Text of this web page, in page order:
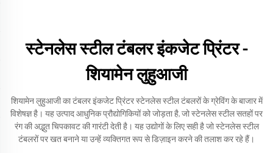
स्टेनलेस स्टील टंबलर इंकजेट प्रिंटर -
शियामेन लुहुआजी
शियामेन लुहुआजी का टंबलर इंकजेट प्रिंटर स्टेनलेस स्टील टंबलरों के ग्रेविंग के बाजार में
विशेषज्ञ है। यह उत्पाद आधुनिक प्रौद्योगिकियों को जोड़ता है, जो स्टेनलेस स्टील सतहों पर
रंग की अद्भुत चिपकावट की गारंटी देती है। यह उद्योगों के लिए सही है जो स्टेनलेस स्टील
टंबलरों पर खत बनाने या उन्हें व्यक्तिगत रूप से डिज़ाइन करने की तलाश कर रहे हैं।